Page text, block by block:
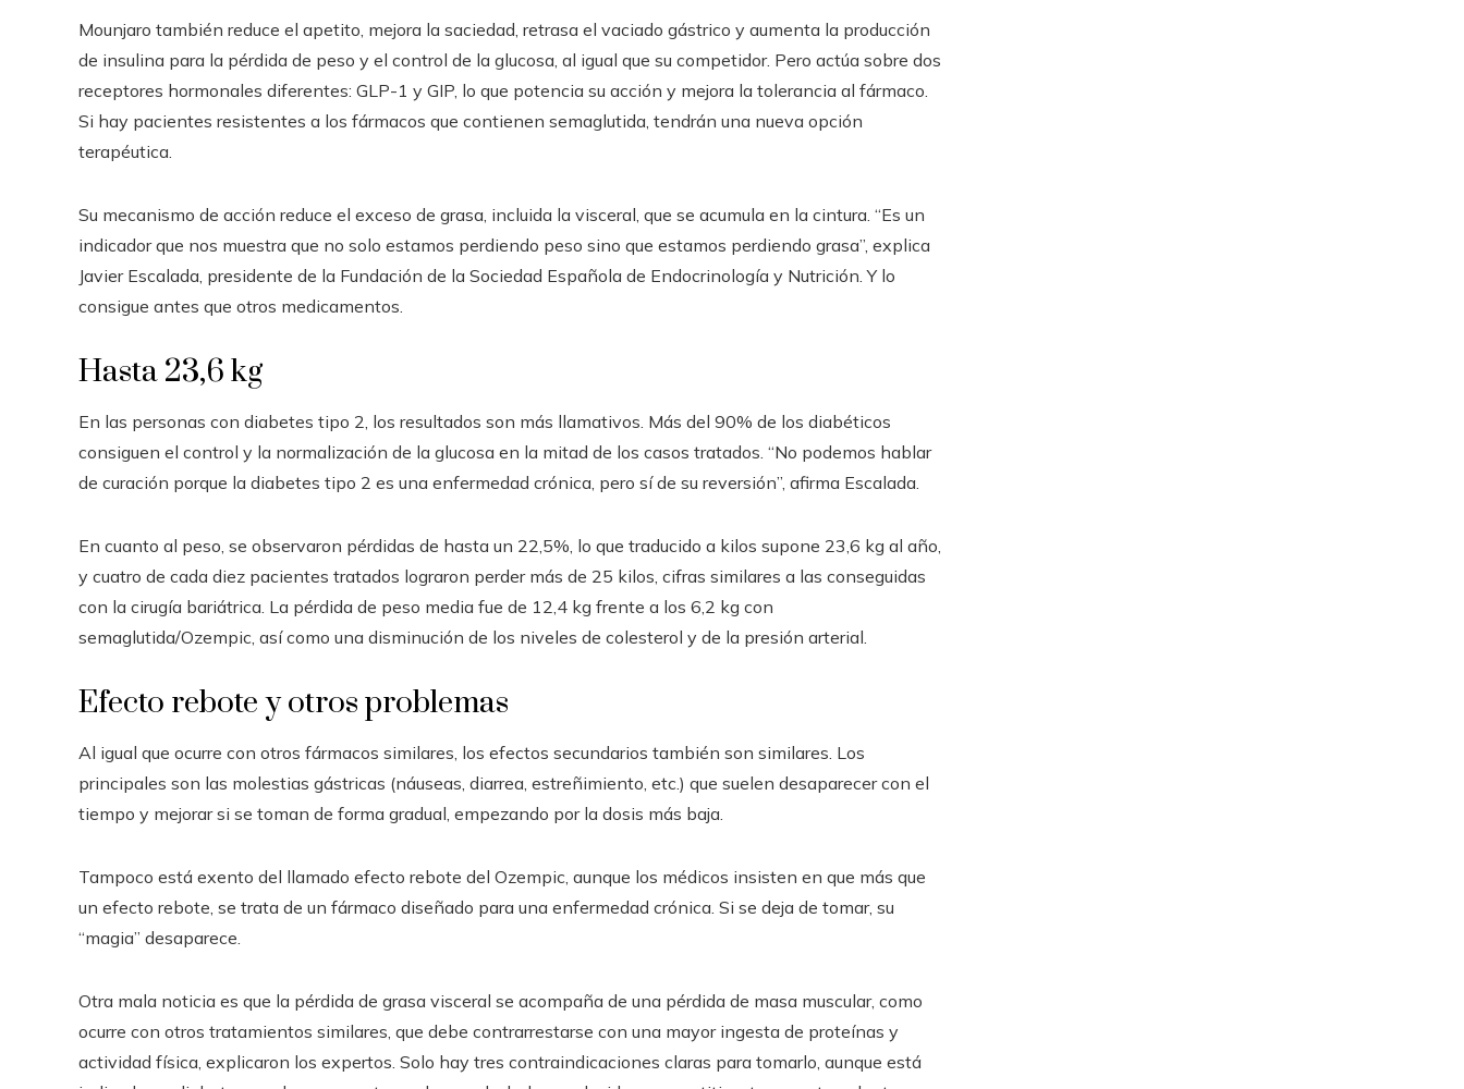
Mounjaro también reduce el apetito, mejora la saciedad, retrasa el vaciado gástrico y aumenta la producción
de insulina para la pérdida de peso y el control de la glucosa, al igual que su competidor. Pero actúa sobre dos
receptores hormonales diferentes: GLP-1 y GIP, lo que potencia su acción y mejora la tolerancia al fármaco.
Si hay pacientes resistentes a los fármacos que contienen semaglutida, tendrán una nueva opción
terapéutica.
Su mecanismo de acción reduce el exceso de grasa, incluida la visceral, que se acumula en la cintura. “Es un
indicador que nos muestra que no solo estamos perdiendo peso sino que estamos perdiendo grasa”, explica
Javier Escalada, presidente de la Fundación de la Sociedad Española de Endocrinología y Nutrición. Y lo
consigue antes que otros medicamentos.
Hasta 23,6 kg
En las personas con diabetes tipo 2, los resultados son más llamativos. Más del 90% de los diabéticos
consiguen el control y la normalización de la glucosa en la mitad de los casos tratados. “No podemos hablar
de curación porque la diabetes tipo 2 es una enfermedad crónica, pero sí de su reversión”, afirma Escalada.
En cuanto al peso, se observaron pérdidas de hasta un 22,5%, lo que traducido a kilos supone 23,6 kg al año,
y cuatro de cada diez pacientes tratados lograron perder más de 25 kilos, cifras similares a las conseguidas
con la cirugía bariátrica. La pérdida de peso media fue de 12,4 kg frente a los 6,2 kg con
semaglutida/Ozempic, así como una disminución de los niveles de colesterol y de la presión arterial.
Efecto rebote y otros problemas
Al igual que ocurre con otros fármacos similares, los efectos secundarios también son similares. Los
principales son las molestias gástricas (náuseas, diarrea, estreñimiento, etc.) que suelen desaparecer con el
tiempo y mejorar si se toman de forma gradual, empezando por la dosis más baja.
Tampoco está exento del llamado efecto rebote del Ozempic, aunque los médicos insisten en que más que
un efecto rebote, se trata de un fármaco diseñado para una enfermedad crónica. Si se deja de tomar, su
“magia” desaparece.
Otra mala noticia es que la pérdida de grasa visceral se acompaña de una pérdida de masa muscular, como
ocurre con otros tratamientos similares, que debe contrarrestarse con una mayor ingesta de proteínas y
actividad física, explicaron los expertos. Solo hay tres contraindicaciones claras para tomarlo, aunque está